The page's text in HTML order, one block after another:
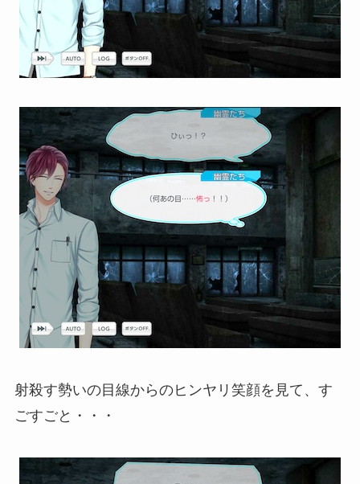
射殺す勢いの目線からのヒンヤリ笑顔を見て、す
ごすごと・・・